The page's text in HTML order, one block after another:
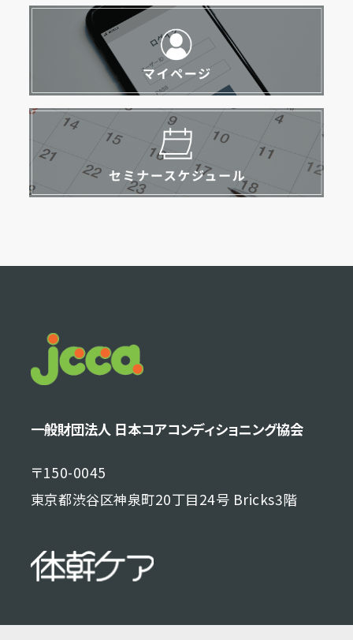
一般財団法人 日本コアコンディショニング協会
〒150-0045
東京都渋谷区神泉町20丁目24号 Bricks3階